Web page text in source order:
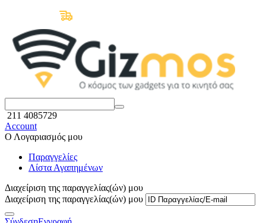
211 4085729
Account
Ο Λογαριασμός μου
Παραγγελίες
Λίστα Αγαπημένων
Διαχείριση της παραγγελίας(ών) μου
Διαχείριση της παραγγελίας(ών) μου